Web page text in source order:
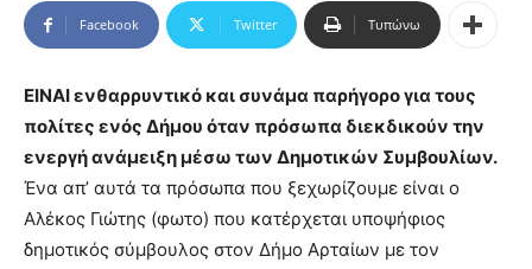
Facebook Twitter Τυπώνω
ΕΙΝΑΙ ενθαρρυντικό και συνάμα παρήγορο για τους
πολίτες ενός Δήμου όταν πρόσωπα διεκδικούν την
ενεργή ανάμειξη μέσω των Δημοτικών Συμβουλίων.
Ένα απ’ αυτά τα πρόσωπα που ξεχωρίζουμε είναι ο
Αλέκος Γιώτης (φωτο) που κατέρχεται υποψήφιος
δημοτικός σύμβουλος στον Δήμο Αρταίων με τον